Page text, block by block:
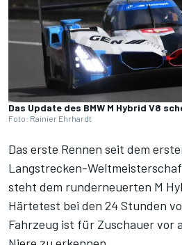
Das Update des BMW M Hybrid V8
Foto: Rainier Ehrhardt
Das erste Rennen seit dem
Langstrecken-
steht dem runderneuerten M
Härtetest bei den 24 Stunden
Fahrzeug ist für Zuschauer vor